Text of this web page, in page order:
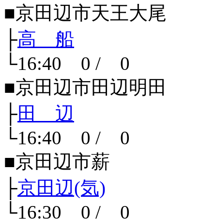
■京田辺市天王大尾
├高 船
└16:40 0 / 0
■京田辺市田辺明田
├田 辺
└16:40 0 / 0
■京田辺市薪
├京田辺(気)
└16:30 0 / 0